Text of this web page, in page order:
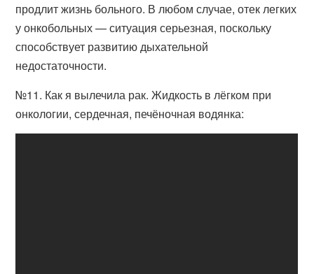
продлит жизнь больного. В любом случае, отек легких
у онкобольных — ситуация серьезная, поскольку
способствует развитию дыхательной
недостаточности.
№11. Как я вылечила рак. Жидкость в лёгком при
онкологии, сердечная, печёночная водянка: